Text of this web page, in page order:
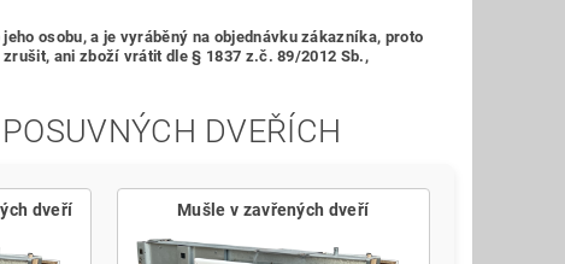
osobu, a je vyráběný na objednávku zákazníka, proto
ani zboží vrátit dle § 1837 z.č. 89/2012 Sb.,
DVEŘÍCH
dveří
Mušle v zavřených dveří